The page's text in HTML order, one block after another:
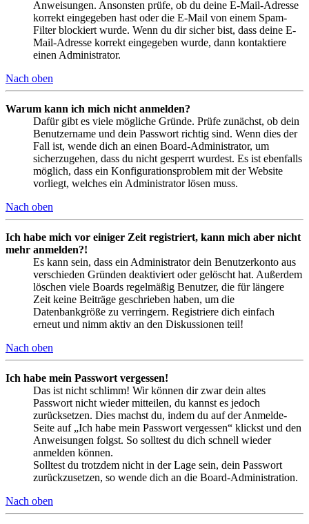
Anweisungen. Ansonsten prüfe, ob du deine E-Mail-Adresse
korrekt eingegeben hast oder die E-Mail von einem Spam-
Filter blockiert wurde. Wenn du dir sicher bist, dass deine E-
Mail-Adresse korrekt eingegeben wurde, dann kontaktiere
einen Administrator.
Nach oben
Warum kann ich mich nicht anmelden?
Dafür gibt es viele mögliche Gründe. Prüfe zunächst, ob dein
Benutzername und dein Passwort richtig sind. Wenn dies der
Fall ist, wende dich an einen Board-Administrator, um
sicherzugehen, dass du nicht gesperrt wurdest. Es ist ebenfalls
möglich, dass ein Konfigurationsproblem mit der Website
vorliegt, welches ein Administrator lösen muss.
Nach oben
Ich habe mich vor einiger Zeit registriert, kann mich aber nicht
mehr anmelden?!
Es kann sein, dass ein Administrator dein Benutzerkonto aus
verschieden Gründen deaktiviert oder gelöscht hat. Außerdem
löschen viele Boards regelmäßig Benutzer, die für längere
Zeit keine Beiträge geschrieben haben, um die
Datenbankgröße zu verringern. Registriere dich einfach
erneut und nimm aktiv an den Diskussionen teil!
Nach oben
Ich habe mein Passwort vergessen!
Das ist nicht schlimm! Wir können dir zwar dein altes
Passwort nicht wieder mitteilen, du kannst es jedoch
zurücksetzen. Dies machst du, indem du auf der Anmelde-
Seite auf „Ich habe mein Passwort vergessen“ klickst und den
Anweisungen folgst. So solltest du dich schnell wieder
anmelden können.
Solltest du trotzdem nicht in der Lage sein, dein Passwort
zurückzusetzen, so wende dich an die Board-Administration.
Nach oben